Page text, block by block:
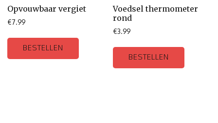
Opvouwbaar vergiet
€7.99
BESTELLEN
Voedsel thermometer
rond
€3.99
BESTELLEN